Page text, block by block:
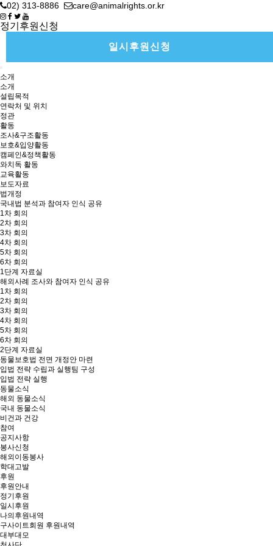
02) 313-8886 care@animalrights.or.kr
정기후원신청
일시후원신청
소개
소개
설립목적
연락처 및 위치
정관
활동
조사&구조활동
보호&입양활동
캠페인&정책활동
와치독 활동
교육활동
보도자료
법개정
국내법 분석과 참여자 인식 공유
1차 회의
2차 회의
3차 회의
4차 회의
5차 회의
6차 회의
1단계 자료실
해외사례 조사와 참여자 인식 공유
1차 회의
2차 회의
3차 회의
4차 회의
5차 회의
6차 회의
2단계 자료실
동물보호법 전면 개정안 마련
입법 전략 수립과 실행팀 구성
입법 전략 실행
동물소식
해외 동물소식
국내 동물소식
비건과 건강
참여
공지사항
봉사신청
해외이동봉사
학대고발
후원
후원안내
정기후원
일시후원
나의후원내역
구사이트회원 후원내역
대부대모